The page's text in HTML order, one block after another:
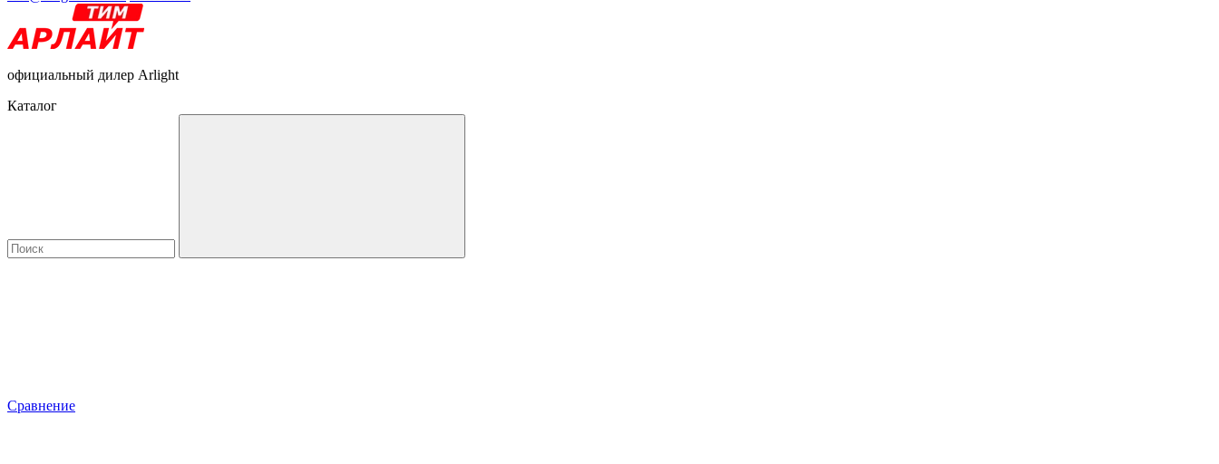
официальный дилер Arlight
Каталог
Сравнение